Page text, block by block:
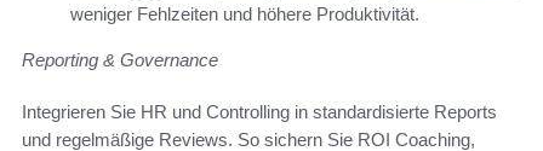
weniger Fehlzeiten und höhere Produktivität.
Reporting & Governance
Integrieren Sie HR und Controlling in standardisierte Reports
und regelmäßige Reviews. So sichern Sie ROI Coaching,